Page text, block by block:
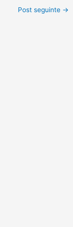
Post seguinte →